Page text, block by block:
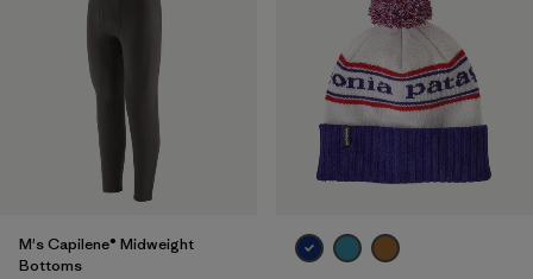
Filter by
Volumen
M's Capilene® Midweight
Bottoms